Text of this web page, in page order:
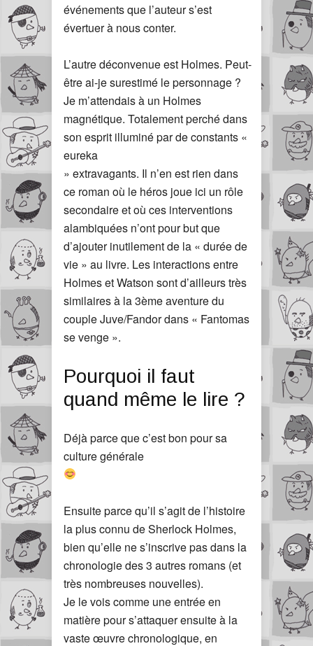
événements que l’auteur s’est
évertuer à nous conter.
L’autre déconvenue est Holmes. Peut-
être ai-je surestimé le personnage ?
Je m’attendais à un Holmes
magnétique. Totalement perché dans
son esprit illuminé par de constants «
eureka
» extravagants. Il n’en est rien dans
ce roman où le héros joue ici un rôle
secondaire et où ces interventions
alambiquées n’ont pour but que
d’ajouter inutilement de la « durée de
vie » au livre. Les interactions entre
Holmes et Watson sont d’ailleurs très
similaires à la 3ème aventure du
couple Juve/Fandor dans « Fantomas
se venge ».
Pourquoi il faut
quand même le lire ?
Déjà parce que c’est bon pour sa
culture générale
Ensuite parce qu’il s’agit de l’histoire
la plus connu de Sherlock Holmes,
bien qu’elle ne s’inscrive pas dans la
chronologie des 3 autres romans (et
très nombreuses nouvelles).
Je le vois comme une entrée en
matière pour s’attaquer ensuite à la
vaste œuvre chronologique, en